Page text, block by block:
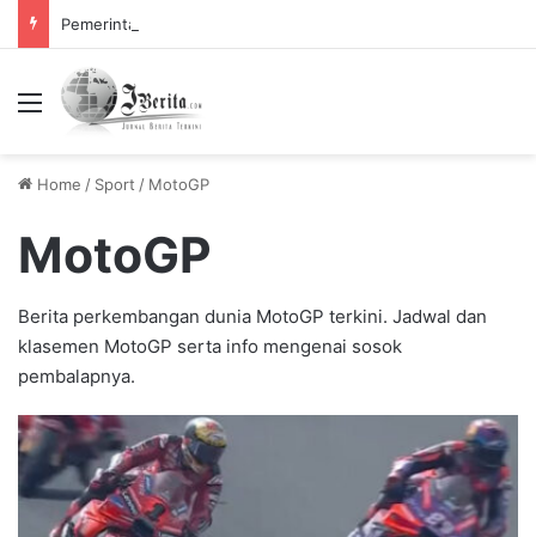
Menu
Home / Sport / MotoGP
MotoGP
Berita perkembangan dunia MotoGP terkini. Jadwal dan
klasemen MotoGP serta info mengenai sosok
pembalapnya.